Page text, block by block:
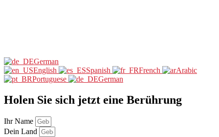
German
English
Spanish French
Arabic
Portuguese
German
Holen Sie sich jetzt eine Berührung
Ihr Name
Dein Land